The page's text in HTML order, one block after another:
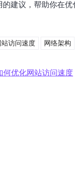
建议，帮助你在
站访问速度 网络架构
何优化网站访问速度